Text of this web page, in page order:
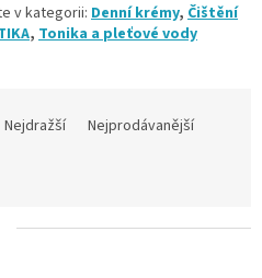
v kategorii: Denní krémy, Čištění
, Tonika a pleťové vody
Nejdražší
Nejprodávanější